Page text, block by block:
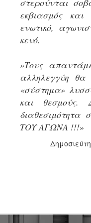
στερούνται
εκβιασμός
ενωτικό,
κενό.
»Τους
αλληλεγγύη
«σύστημα»
και θεσμούς.
ΤΟΥ ΑΓΩΝΑ !!!»